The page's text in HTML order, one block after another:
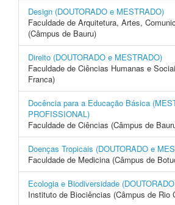
Design (DOUTORADO e MESTRADO)
Faculdade de Arquitetura, Artes,
(Câmpus de Bauru)
Direito (DOUTORADO e MESTRADO)
Faculdade de Ciências Humanas e
Franca)
Docência para a Educação Básica
PROFISSIONAL)
Faculdade de Ciências (Câmpus de
Doenças Tropicais (DOUTORADO e
Faculdade de Medicina (Câmpus de
Ecologia e Biodiversidade
Instituto de Biociências (Câmpus de Rio